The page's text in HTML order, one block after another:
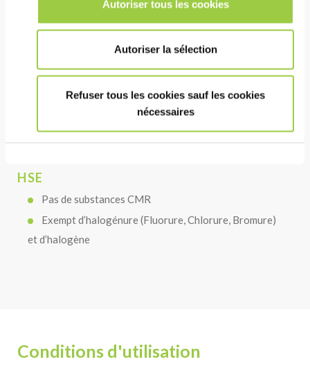
Autoriser tous les cookies
Autoriser la sélection
Refuser tous les cookies sauf les cookies
nécessaires
Permet d’éviter les défaillances prématurées de
votre assemblage électronique.
HSE
Pas de substances CMR
Exempt d’halogénure (Fluorure, Chlorure, Bromure)
et d’halogène
Conditions d'utilisation